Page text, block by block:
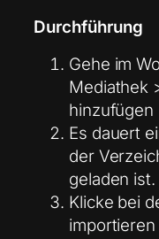
Durchführung
Gehe im
Mediathek
hinzufügen
Es dauert
der
geladen ist.
Klicke bei